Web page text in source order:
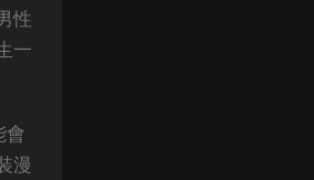
性
一
會
漫